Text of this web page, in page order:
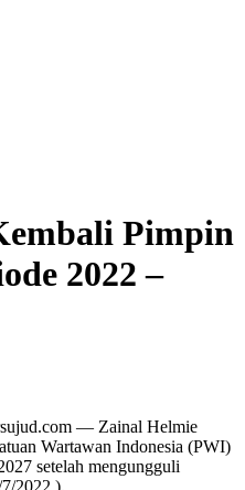
Pimpin
2022 –
— Zainal Helmie
Wartawan Indonesia (PWI)
setelah mengungguli
2022 ).